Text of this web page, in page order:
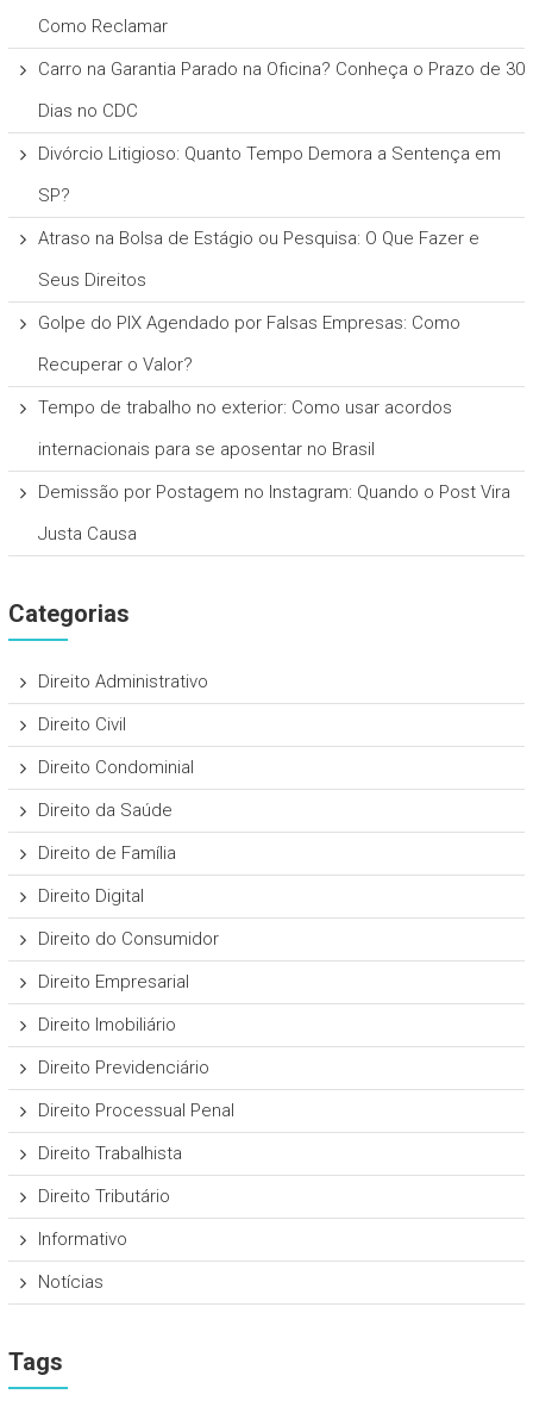
Como Reclamar
Carro na Garantia Parado na Oficina? Conheça o Prazo de 30
Dias no CDC
Divórcio Litigioso: Quanto Tempo Demora a Sentença em
SP?
Atraso na Bolsa de Estágio ou Pesquisa: O Que Fazer e
Seus Direitos
Golpe do PIX Agendado por Falsas Empresas: Como
Recuperar o Valor?
Tempo de trabalho no exterior: Como usar acordos
internacionais para se aposentar no Brasil
Demissão por Postagem no Instagram: Quando o Post Vira
Justa Causa
Categorias
Direito Administrativo
Direito Civil
Direito Condominial
Direito da Saúde
Direito de Família
Direito Digital
Direito do Consumidor
Direito Empresarial
Direito Imobiliário
Direito Previdenciário
Direito Processual Penal
Direito Trabalhista
Direito Tributário
Informativo
Notícias
Tags